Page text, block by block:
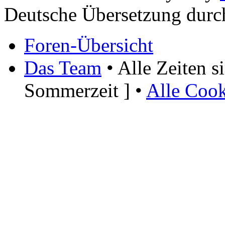
Deutsche Übersetzung
Foren-Übersicht
Das Team • Alle Zeiten
Sommerzeit ] • Alle